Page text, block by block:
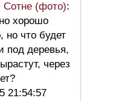
Сотне (фото):
хорошо
но что будет
под деревья,
через
21:54:57